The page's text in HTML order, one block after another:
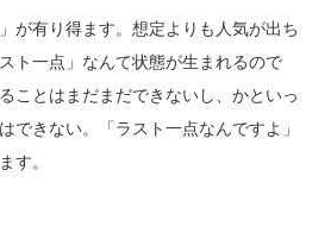
が有り得ます。想定よりも人気が出ち
ト一点」なんて状態が生まれるので
ことはまだまだできないし、かといっ
できない。「ラスト一点なんですよ」
す。